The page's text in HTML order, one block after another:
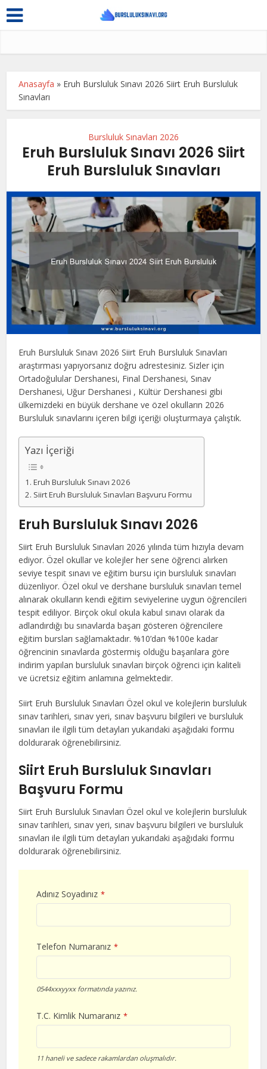
Anasayfa » Eruh Bursluluk Sınavı 2026 Siirt Eruh Bursluluk
Sınavları
Bursluluk Sınavları 2026
Eruh Bursluluk Sınavı 2026 Siirt
Eruh Bursluluk Sınavları
Eruh Bursluluk Sınavı 2026 Siirt Eruh Bursluluk Sınavları
araştırması yapıyorsanız doğru adrestesiniz. Sizler için
Ortadoğulular Dershanesi, Final Dershanesi, Sınav
Dershanesi, Uğur Dershanesi , Kültür Dershanesi gibi
ülkemizdeki en büyük dershane ve özel okulların 2026
Bursluluk sınavlarını içeren bilgi içeriği oluşturmaya çalıştık.
Yazı İçeriği
Eruh Bursluluk Sınavı 2026
Siirt Eruh Bursluluk Sınavları Başvuru Formu
Eruh Bursluluk Sınavı 2026
Siirt Eruh Bursluluk Sınavları 2026 yılında tüm hızıyla devam
ediyor. Özel okullar ve kolejler her sene öğrenci alırken
seviye tespit sınavı ve eğitim bursu için bursluluk sınavları
düzenliyor. Özel okul ve dershane bursluluk sınavları temel
alınarak okulların kendi eğitim seviyelerine uygun öğrencileri
tespit ediliyor. Birçok okul okula kabul sınavı olarak da
adlandırdığı bu sınavlarda başarı gösteren öğrencilere
eğitim bursları sağlamaktadır. %10’dan %100e kadar
öğrencinin sınavlarda göstermiş olduğu başarılara göre
indirim yapılan bursluluk sınavları birçok öğrenci için kaliteli
ve ücretsiz eğitim anlamına gelmektedir.
Siirt Eruh Bursluluk Sınavları Özel okul ve kolejlerin bursluluk
sınav tarihleri, sınav yeri, sınav başvuru bilgileri ve bursluluk
sınavları ile ilgili tüm detayları yukarıdaki aşağıdaki formu
doldurarak öğrenebilirsiniz.
Siirt Eruh Bursluluk Sınavları
Başvuru Formu
Siirt Eruh Bursluluk Sınavları Özel okul ve kolejlerin bursluluk
sınav tarihleri, sınav yeri, sınav başvuru bilgileri ve bursluluk
sınavları ile ilgili tüm detayları yukarıdaki aşağıdaki formu
doldurarak öğrenebilirsiniz.
Adınız Soyadınız *
Telefon Numaranız *
0544xxxyyxx formatında yazınız.
T.C. Kimlik Numaranız *
11 haneli ve sadece rakamlardan oluşmalıdır.